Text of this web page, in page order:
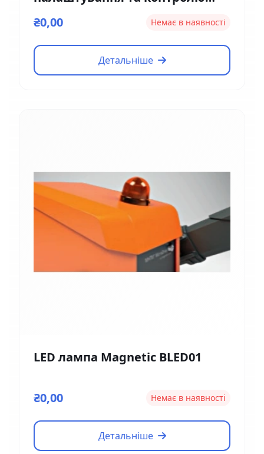
₴0,00 Немає в наявності
Детальніше
LED лампа Magnetic BLED01
₴0,00 Немає в наявності
Детальніше